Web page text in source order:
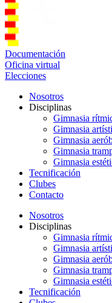
Documentación
Oficina virtual
Elecciones
Nosotros
Disciplinas
Gimnasia
Gimnasia
Gimnasia
Gimnasia
Gimnasia
Tecnificación
Clubes
Contacto
Nosotros
Disciplinas
Gimnasia
Gimnasia
Gimnasia
Gimnasia
Gimnasia
Tecnificación